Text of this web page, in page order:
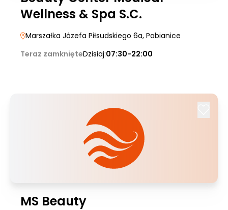
Wellness & Spa S.C.
Marszałka Józefa Piłsudskiego 6a, Pabianice
Teraz zamknięteDzisiaj:07:30-22:00
MS Beauty